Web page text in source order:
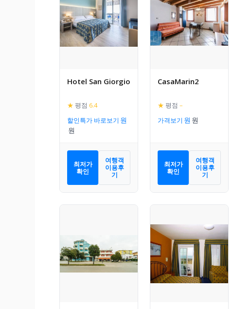
Hotel San Giorgio
★ 평점 6.4
할인특가 바로보기
최저가
확인
여행객
이용후
기
CasaMarin2
★ 평점 –
가격보기
최저가
확인
여행객
이용후
기